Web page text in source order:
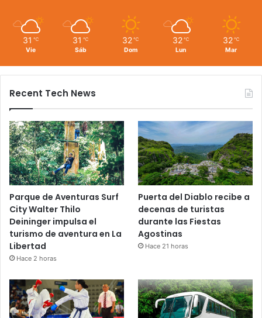
31 ℃
Vie
31 ℃
Sáb
32 ℃
Dom
32 ℃
Lun
32 ℃
Mar
Recent Tech News
Parque de Aventuras Surf
City Walter Thilo
Deininger impulsa el
turismo de aventura en La
Libertad
Hace 2 horas
Puerta del Diablo recibe a
decenas de turistas
durante las Fiestas
Agostinas
Hace 21 horas